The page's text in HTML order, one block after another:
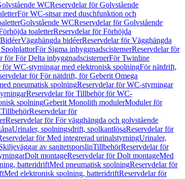
WCReservdelar för Golvstående
För WC-sitsar med duschfunktion och
Golvstående WCReservdelar för Golvstående
toaletterReservdelar för Förhöjda
BidéerVägghängda bidéerReservdelar för Vägghängda
För Sigma inbyggnadscisternerReservdelar för
för För Delta inbyggnadscisternerFör Twinline
för WC-styrningar med elektronisk spolningFör nätdrift,
för För nätdrift, för Geberit Omega
pneumatisk spolningReservdelar för WC-styrningar
Reservdelar för Tillbehör för WC-
spolningGeberit Monolith modulerModuler för
TillbehörReservdelar för
Reservdelar för För vägghängda och golvstående
Urinaler, spolningsdrift, spolkantlösaReservdelar för
för Med integrerad urinalstyrningUrinaler,
av sanitetsporslinTillbehörReservdelar för
Dolt montageReservdelar för Dolt montageMed
batteridriftMed pneumatisk spolningReservdelar för
Med elektronisk spolning, batteridriftReservdelar för